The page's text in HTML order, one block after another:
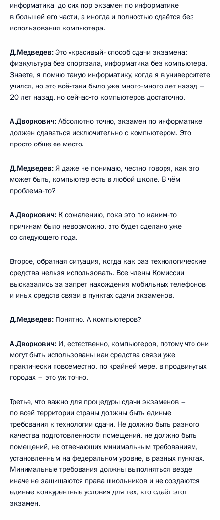
информатика, до сих пор экзамен по информатике
в большей его части, а иногда и полностью сдаётся без
использования компьютера.
Д.Медведев: Это «красивый» способ сдачи экзамена:
физкультура без спортзала, информатика без компьютера.
Знаете, я помню такую информатику, когда я в университете
учился, но это всё‑таки было уже много-много лет назад –
20 лет назад, но сейчас‑то компьютеров достаточно.
А.Дворкович: Абсолютно точно, экзамен по информатике
должен сдаваться исключительно с компьютером. Это
просто обще ее место.
Д.Медведев: Я даже не понимаю, честно говоря, как это
может быть, компьютер есть в любой школе. В чём
проблема‑то?
А.Дворкович: К сожалению, пока это по каким‑то
причинам было невозможно, это будет сделано уже
со следующего года.
Второе, обратная ситуация, когда как раз технологические
средства нельзя использовать. Все члены Комиссии
высказались за запрет нахождения мобильных телефонов
и иных средств связи в пунктах сдачи экзаменов.
Д.Медведев: Понятно. А компьютеров?
А.Дворкович: И, естественно, компьютеров, потому что они
могут быть использованы как средства связи уже
практически повсеместно, по крайней мере, в продвинутых
городах – это уж точно.
Третье, что важно для процедуры сдачи экзаменов –
по всей территории страны должны быть единые
требования к технологии сдачи. Не должно быть разного
качества подготовленности помещений, не должно быть
помещений, не отвечающих минимальным требованиям,
установленным на федеральном уровне, в разных пунктах.
Минимальные требования должны выполняться везде,
иначе не защищаются права школьников и не создаются
единые конкурентные условия для тех, кто сдаёт этот
экзамен.